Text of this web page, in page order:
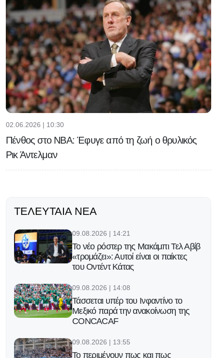
02.06.2026 | 10:30
Πένθος στο NBA: Έφυγε από τη ζωή ο θρυλικός
Ρικ Άντελμαν
ΤΕΛΕΥΤΑΊΑ ΝΈΑ
09.08.2026 | 14:21
Το νέο ρόστερ της Μακάμπι Τελ Αβίβ
«τρομάζει»: Αυτοί είναι οι παίκτες
του Οντέντ Κάτας
09.08.2026 | 14:08
Τάσσεται υπέρ του Ινφαντίνο το
Μεξικό παρά την ανακοίνωση της
CONCACAF
09.08.2026 | 13:55
Το περιμένουν πως και πως